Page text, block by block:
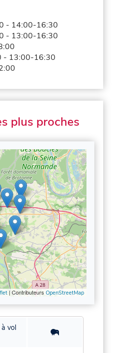
- 14:00-16:30
- 13:00-16:30
- 13:00-16:30
plus proches
| Contributeurs OpenStreetMap
vol